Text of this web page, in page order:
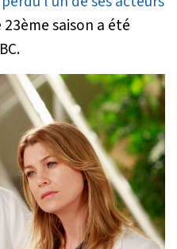
23ème saison a été